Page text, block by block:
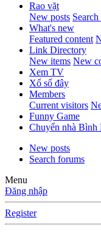
Rao vặt
New posts
What's new
Featured content
Link Directory
New items New
Xem TV
Xổ số đây
Members
Current visitors
Funny Game
Chuyển nhà Bình
New posts
Search forums
Menu
Đăng nhập
Register